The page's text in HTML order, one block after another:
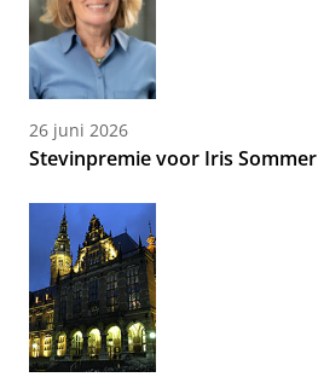
26 juni 2026
Stevinpremie voor Iris Sommer